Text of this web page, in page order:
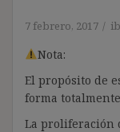
7 febrero, 2017
Nota:
El propósito de
forma totalmente
La proliferación